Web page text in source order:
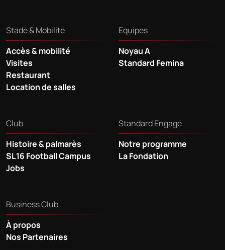
Stade & Mobilité
Accès & mobilité
Visites
Restaurant
Location de salles
Equipes
Noyau A
Standard Femina
Club
Histoire & palmarès
SL16 Football Campus
Jobs
Standard Engagé
Notre programme
La Fondation
Business Club
À propos
Nos Partenaires